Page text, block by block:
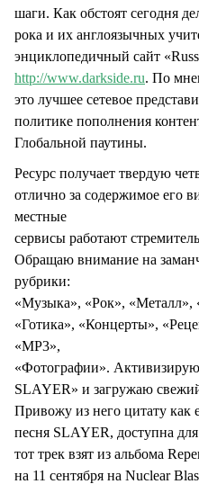
шаги. Как обстоят сегодня
рока и их англоязычных
энциклопедичный сайт
http://www.darkside.ru. По
это лучшее сетевое
политике пополнения
Глобальной паутины.
Ресурс получает твердую
отлично за содержимое его
местные
сервисы работают
Обращаю внимание на
рубрики:
«Музыка», «Рок», «Металл»,
«Готика», «Концерты»,
«MP3»,
«Фотографии».
SLAYER» и загружаю
Привожу из него цитату как
песня SLAYER, доступна
тот трек взят из альбома
на 11 сентября на Nuclear